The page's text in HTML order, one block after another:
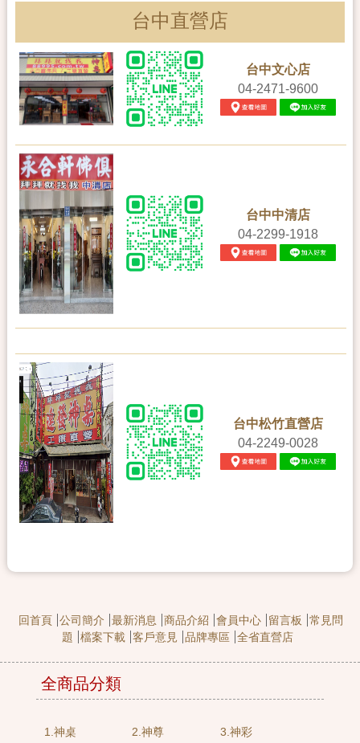
台中直營店
台中文心店
04-2471-9600
台中中清店
04-2299-1918
台中松竹直營店
04-2249-0028
回首頁 公司簡介 最新消息 商品介紹 會員中心 留言板
常見問
題
檔案下載 客戶意見 品牌專區 全省直營店
全商品分類
1.神桌 2.神尊 3.神彩